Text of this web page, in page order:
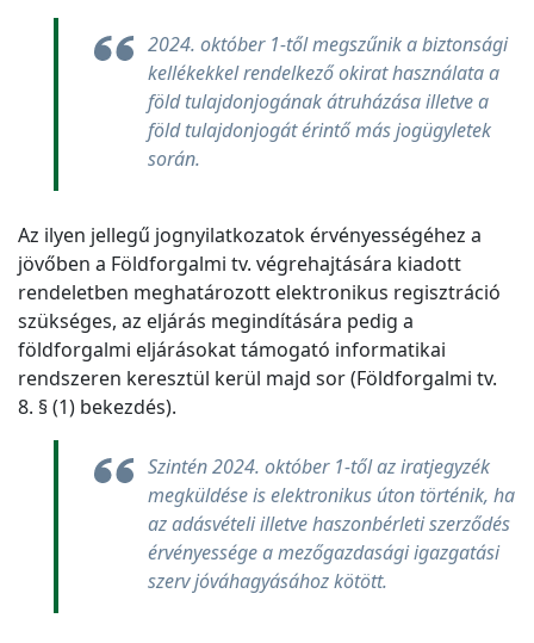
2024. október 1-től megszűnik a biztonsági
kellékekkel rendelkező okirat használata a
föld tulajdonjogának átruházása illetve a
föld tulajdonjogát érintő más jogügyletek
során.
Az ilyen jellegű jognyilatkozatok érvényességéhez a
jövőben a Földforgalmi tv. végrehajtására kiadott
rendeletben meghatározott elektronikus regisztráció
szükséges, az eljárás megindítására pedig a
földforgalmi eljárásokat támogató informatikai
rendszeren keresztül kerül majd sor (Földforgalmi tv.
8. § (1) bekezdés).
Szintén 2024. október 1-től az iratjegyzék
megküldése is elektronikus úton történik, ha
az adásvételi illetve haszonbérleti szerződés
érvényessége a mezőgazdasági igazgatási
szerv jóváhagyásához kötött.